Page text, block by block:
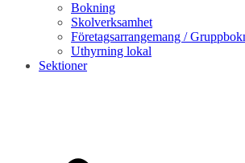
Bokning
Skolverksamhet
Företagsarrangemang /
Uthyrning lokal
Sektioner